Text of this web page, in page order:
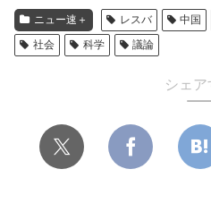
ニュー速＋ レスバ 中国
社会
科学 議論
シェア